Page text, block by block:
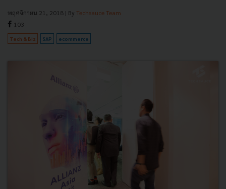
พฤศจิกายน 21, 2018 | By Techsauce Team
103
Tech & Biz SAP ecommerce